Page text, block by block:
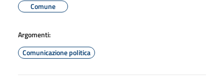
Comune
Argomenti:
Comunicazione politica